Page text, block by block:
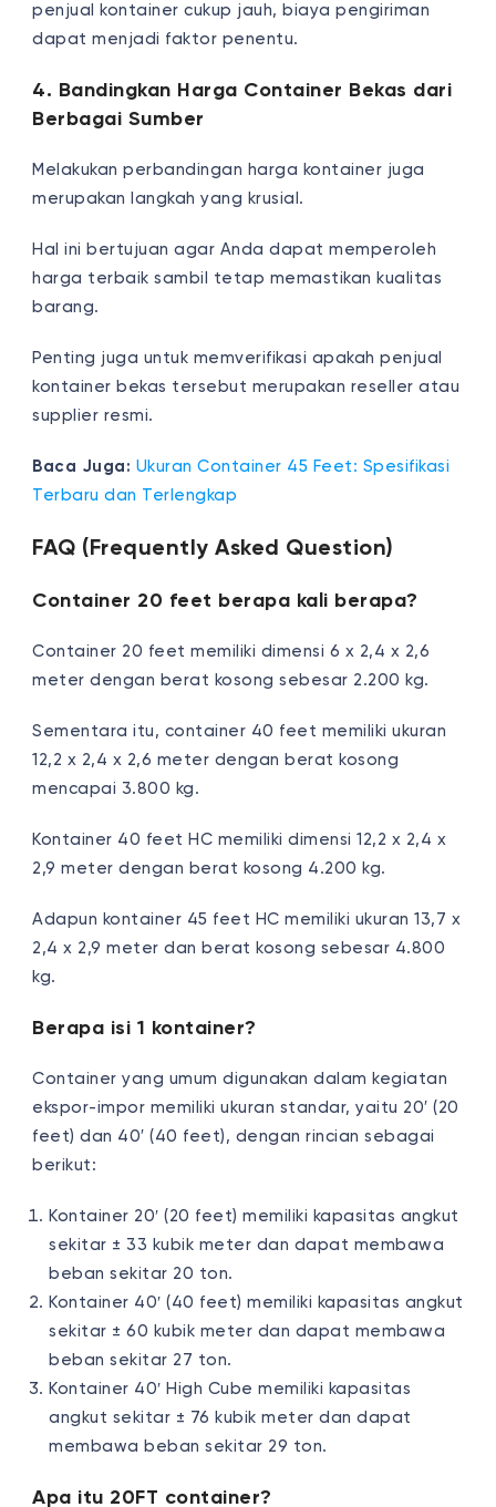
penjual kontainer cukup jauh, biaya pengiriman
dapat menjadi faktor penentu.
4. Bandingkan Harga Container Bekas dari
Berbagai Sumber
Melakukan perbandingan harga kontainer juga
merupakan langkah yang krusial.
Hal ini bertujuan agar Anda dapat memperoleh
harga terbaik sambil tetap memastikan kualitas
barang.
Penting juga untuk memverifikasi apakah penjual
kontainer bekas tersebut merupakan reseller atau
supplier resmi.
Baca Juga: Ukuran Container 45 Feet: Spesifikasi
Terbaru dan Terlengkap
FAQ (Frequently Asked Question)
Container 20 feet berapa kali berapa?
Container 20 feet memiliki dimensi 6 x 2,4 x 2,6
meter dengan berat kosong sebesar 2.200 kg.
Sementara itu, container 40 feet memiliki ukuran
12,2 x 2,4 x 2,6 meter dengan berat kosong
mencapai 3.800 kg.
Kontainer 40 feet HC memiliki dimensi 12,2 x 2,4 x
2,9 meter dengan berat kosong 4.200 kg.
Adapun kontainer 45 feet HC memiliki ukuran 13,7 x
2,4 x 2,9 meter dan berat kosong sebesar 4.800
kg.
Berapa isi 1 kontainer?
Container yang umum digunakan dalam kegiatan
ekspor-impor memiliki ukuran standar, yaitu 20′ (20
feet) dan 40′ (40 feet), dengan rincian sebagai
berikut:
Kontainer 20′ (20 feet) memiliki kapasitas angkut
sekitar ± 33 kubik meter dan dapat membawa
beban sekitar 20 ton.
Kontainer 40′ (40 feet) memiliki kapasitas angkut
sekitar ± 60 kubik meter dan dapat membawa
beban sekitar 27 ton.
Kontainer 40′ High Cube memiliki kapasitas
angkut sekitar ± 76 kubik meter dan dapat
membawa beban sekitar 29 ton.
Apa itu 20FT container?